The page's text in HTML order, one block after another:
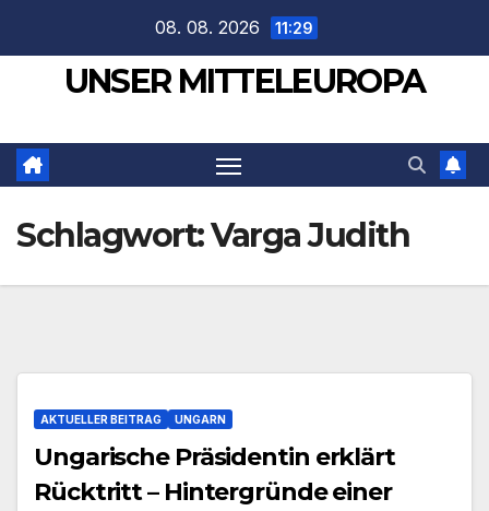
springen
08. 08. 2026 11:29
UNSER MITTELEUROPA
Schlagwort:Varga Judith
AKTUELLER BEITRAG UNGARN
Ungarische Präsidentin erklärt
Rücktritt – Hintergründe einer